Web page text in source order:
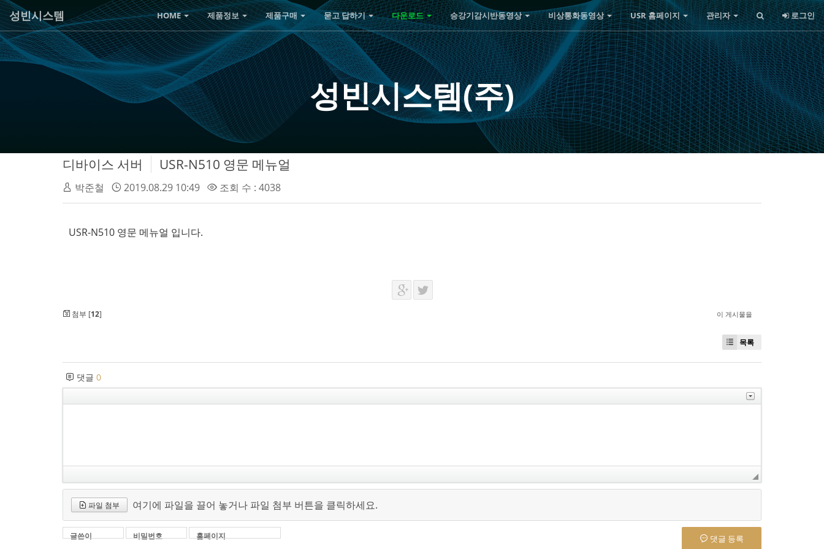
성빈시스템 HOME 제품정보 제품구매 묻고 답하기 다운로드 승강기감시반동영상 비상통화동영상 USR 홈페이지 관리자 로그인
성빈시스템(주)
디바이스 서버 USR-N510 영문 메뉴얼
박준철 2019.08.29 10:49 조회 수 : 4038
USR-N510 영문 메뉴얼 입니다.
첨부 [12] 이 게시물을
목록
댓글 0
파일 첨부 여기에 파일을 끌어 놓거나 파일 첨부 버튼을 클릭하세요.
글쓴이 비밀번호 홈페이지 댓글 등록